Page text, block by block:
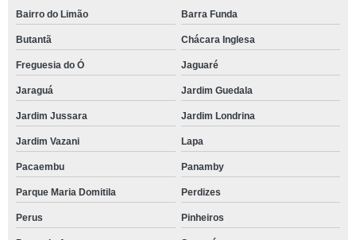
Bairro do Limão Barra Funda
Butantã Chácara Inglesa
Freguesia do Ó Jaguaré
Jaraguá Jardim Guedala
Jardim Jussara Jardim Londrina
Jardim Vazani Lapa
Pacaembu Panamby
Parque Maria Domitila Perdizes
Perus Pinheiros